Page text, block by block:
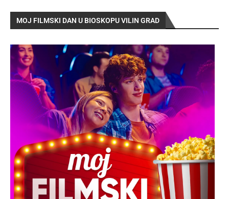
MOJ FILMSKI DAN U BIOSKOPU VILIN GRAD